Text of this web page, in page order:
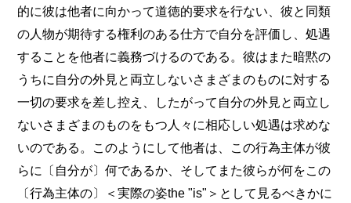
的に彼は他者に向かって道徳的要求を行ない、彼と同類
の人物が期待する権利のある仕方で自分を評価し、処遇
することを他者に義務づけるのである。彼はまた暗黙の
うちに自分の外見と両立しないさまざまのものに対する
一切の要求を差し控え、したがって自分の外見と両立し
ないさまざまのものをもつ人々に相応しい処遇は求めな
いのである。このようにして他者は、この行為主体が彼
らに〔自分が〕何であるか、そしてまた彼らが何をこの
〔行為主体の〕＜実際の姿the "is"＞として見るべきかに